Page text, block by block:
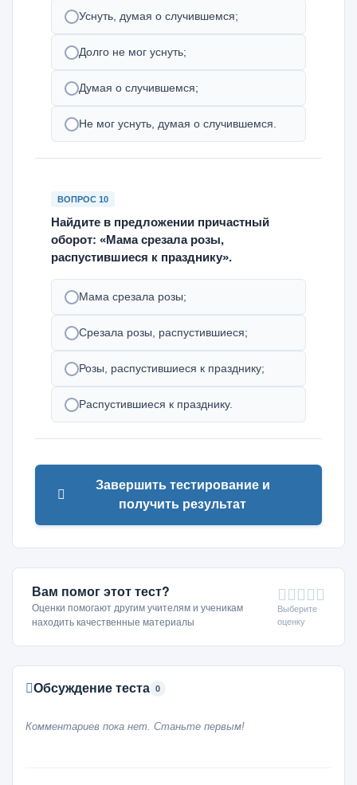
Уснуть, думая о случившемся;
Долго не мог уснуть;
Думая о случившемся;
Не мог уснуть, думая о случившемся.
ВОПРОС 10
Найдите в предложении причастный
оборот: «Мама срезала розы,
распустившиеся к празднику».
Мама срезала розы;
Срезала розы, распустившиеся;
Розы, распустившиеся к празднику;
Распустившиеся к празднику.
Завершить тестирование и
получить результат
Вам помог этот тест?
Оценки помогают другим учителям и ученикам
находить качественные материалы
Выберите
оценку
Обсуждение теста 0
Комментариев пока нет. Станьте первым!